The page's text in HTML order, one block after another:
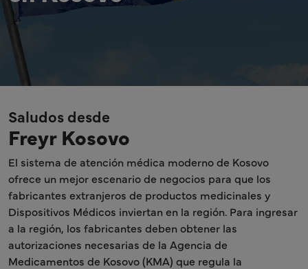
Saludos desde
Freyr Kosovo
El sistema de atención médica moderno de Kosovo
ofrece un mejor escenario de negocios para que los
fabricantes extranjeros de productos medicinales y
Dispositivos Médicos inviertan en la región. Para ingresar
a la región, los fabricantes deben obtener las
autorizaciones necesarias de la Agencia de
Medicamentos de Kosovo (KMA) que regula la